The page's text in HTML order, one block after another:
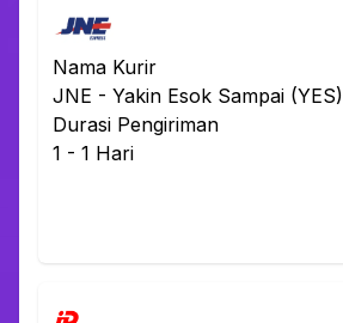
Nama Kurir
JNE - Yakin Esok Sampai (YES)
Durasi Pengiriman
1 - 1 Hari